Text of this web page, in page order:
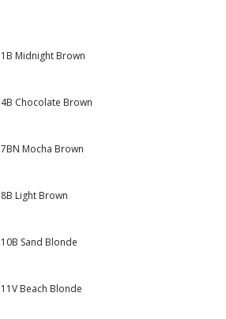
1B Midnight Brown
4B Chocolate Brown
7BN Mocha Brown
8B Light Brown
10B Sand Blonde
11V Beach Blonde